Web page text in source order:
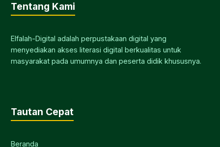
Tentang Kami
Elfalah-Digital adalah perpustakaan digital yang
menyediakan akses literasi digital berkualitas untuk
masyarakat pada umumnya dan peserta didik khususnya.
Tautan Cepat
Beranda